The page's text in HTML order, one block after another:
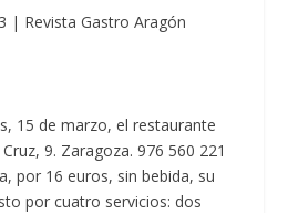
| Revista Gastro Aragón
15 de marzo, el restaurante
9. Zaragoza. 976 560 221
por 16 euros, sin bebida, su
por cuatro servicios: dos